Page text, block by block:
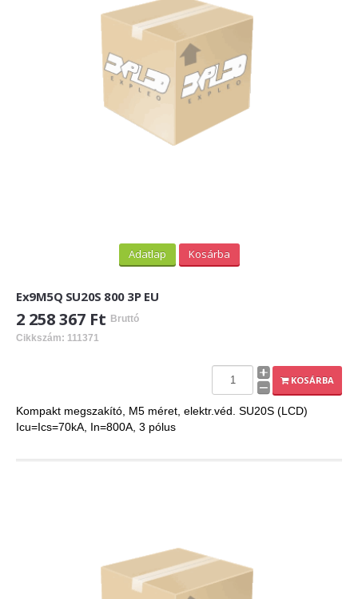
INFORMÁCIÓK
HOGYAN TUDOK ONLINE VÁSÁROLNI?
ÁRLISTA
Adatlap Kosárba
Ex9M5Q SU20S 800 3P EU
2 258 367 Ft Bruttó
Cikkszám: 111371
KOSÁRBA
Kompakt megszakító, M5 méret, elektr.véd. SU20S (LCD)
Icu=Ics=70kA, In=800A, 3 pólus